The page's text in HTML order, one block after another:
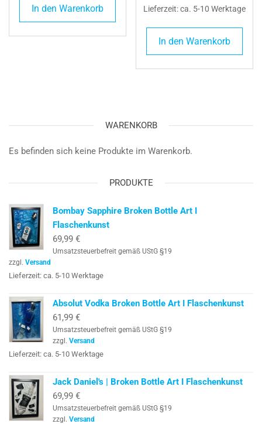
In den Warenkorb Lieferzeit: ca. 5-10 Werktage
In den Warenkorb
WARENKORB
Es befinden sich keine Produkte im Warenkorb.
PRODUKTE
Bombay Sapphire Broken Bottle Art I
Flaschenkunst
69,99 €
Umsatzsteuerbefreit gemäß UStG §19
zzgl. Versand
Lieferzeit: ca. 5-10 Werktage
Absolut Vodka Broken Bottle Art I Flaschenkunst
61,99 €
Umsatzsteuerbefreit gemäß UStG §19
zzgl. Versand
Lieferzeit: ca. 5-10 Werktage
Jack Daniel's | Broken Bottle Art I Flaschenkunst
69,99 €
Umsatzsteuerbefreit gemäß UStG §19
zzgl. Versand